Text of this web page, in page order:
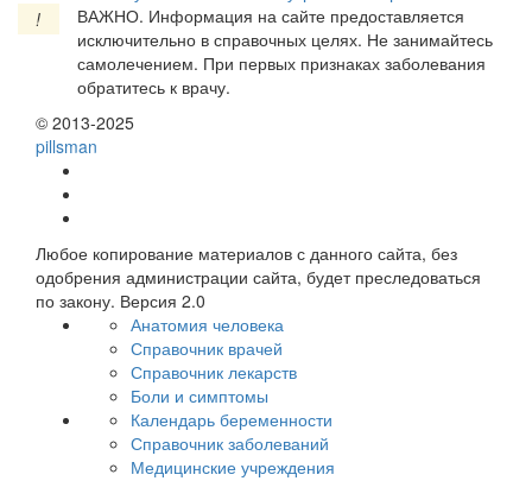
!
ВАЖНО. Информация на сайте предоставляется
исключительно в справочных целях. Не занимайтесь
самолечением. При первых признаках заболевания
обратитесь к врачу.
© 2013-2025
pillsman
Любое копирование материалов с данного сайта, без
одобрения администрации сайта, будет преследоваться
по закону. Версия 2.0
Анатомия человека
Справочник врачей
Справочник лекарств
Боли и симптомы
Календарь беременности
Справочник заболеваний
Медицинские учреждения